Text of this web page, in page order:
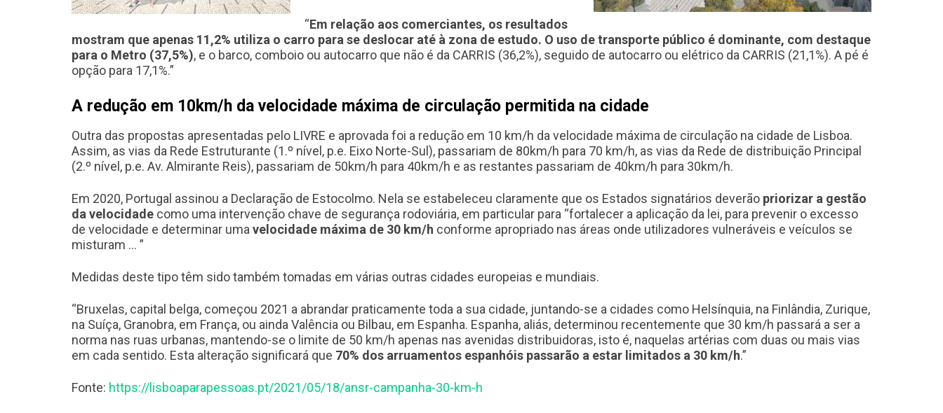
“Em relação aos comerciantes, os resultados
mostram que apenas 11,2% utiliza o carro para se deslocar até à zona de estudo. O uso de transporte público é dominante, com destaque
para o Metro (37,5%), e o barco, comboio ou autocarro que não é da CARRIS (36,2%), seguido de autocarro ou elétrico da CARRIS (21,1%). A pé é
opção para 17,1%.”
A redução em 10km/h da velocidade máxima de circulação permitida na cidade
Outra das propostas apresentadas pelo LIVRE e aprovada foi a redução em 10 km/h da velocidade máxima de circulação na cidade de Lisboa.
Assim, as vias da Rede Estruturante (1.º nível, p.e. Eixo Norte-Sul), passariam de 80km/h para 70 km/h, as vias da Rede de distribuição Principal
(2.º nível, p.e. Av. Almirante Reis), passariam de 50km/h para 40km/h e as restantes passariam de 40km/h para 30km/h.
Em 2020, Portugal assinou a Declaração de Estocolmo. Nela se estabeleceu claramente que os Estados signatários deverão priorizar a gestão
da velocidade como uma intervenção chave de segurança rodoviária, em particular para “fortalecer a aplicação da lei, para prevenir o excesso
de velocidade e determinar uma velocidade máxima de 30 km/h conforme apropriado nas áreas onde utilizadores vulneráveis e veículos se
misturam … ”
Medidas deste tipo têm sido também tomadas em várias outras cidades europeias e mundiais.
“Bruxelas, capital belga, começou 2021 a abrandar praticamente toda a sua cidade, juntando-se a cidades como Helsínquia, na Finlândia, Zurique,
na Suíça, Granobra, em França, ou ainda Valência ou Bilbau, em Espanha. Espanha, aliás, determinou recentemente que 30 km/h passará a ser a
norma nas ruas urbanas, mantendo-se o limite de 50 km/h apenas nas avenidas distribuidoras, isto é, naquelas artérias com duas ou mais vias
em cada sentido. Esta alteração significará que 70% dos arruamentos espanhóis passarão a estar limitados a 30 km/h.”
Fonte: https://lisboaparapessoas.pt/2021/05/18/ansr-campanha-30-km-h